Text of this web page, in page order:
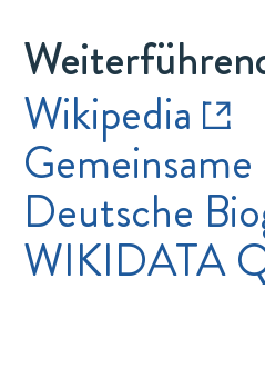
Wikipedia
Deutsche
WIKIDATA